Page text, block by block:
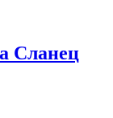
Сланец